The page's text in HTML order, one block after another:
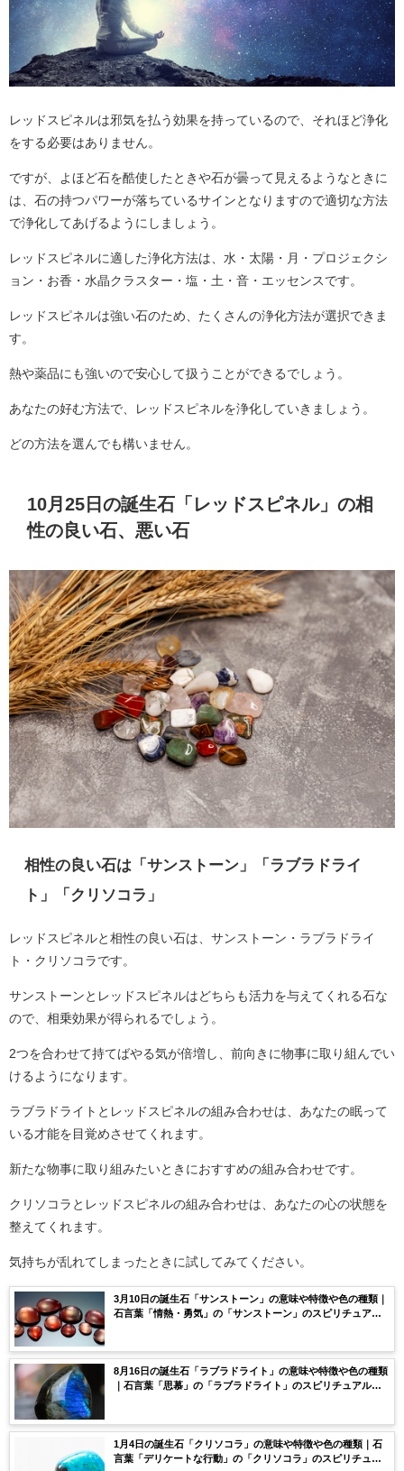
レッドスピネルは邪気を払う効果を持っているので、それほど浄化
をする必要はありません。
ですが、よほど石を酷使したときや石が曇って見えるようなときに
は、石の持つパワーが落ちているサインとなりますので適切な方法
で浄化してあげるようにしましょう。
レッドスピネルに適した浄化方法は、水・太陽・月・プロジェクシ
ョン・お香・水晶クラスター・塩・土・音・エッセンスです。
レッドスピネルは強い石のため、たくさんの浄化方法が選択できま
す。
熱や薬品にも強いので安心して扱うことができるでしょう。
あなたの好む方法で、レッドスピネルを浄化していきましょう。
どの方法を選んでも構いません。
10月25日の誕生石「レッドスピネル」の相
性の良い石、悪い石
相性の良い石は「サンストーン」「ラブラドライ
ト」「クリソコラ」
レッドスピネルと相性の良い石は、サンストーン・ラブラドライ
ト・クリソコラです。
サンストーンとレッドスピネルはどちらも活力を与えてくれる石な
ので、相乗効果が得られるでしょう。
2つを合わせて持てばやる気が倍増し、前向きに物事に取り組んでい
けるようになります。
ラブラドライトとレッドスピネルの組み合わせは、あなたの眠って
いる才能を目覚めさせてくれます。
新たな物事に取り組みたいときにおすすめの組み合わせです。
クリソコラとレッドスピネルの組み合わせは、あなたの心の状態を
整えてくれます。
気持ちが乱れてしまったときに試してみてください。
3月10日の誕生石「サンストーン」の意味や特徴や色の種類｜
石言葉「情熱・勇気」の「サンストーン」のスピリチュアル
8月16日の誕生石「ラブラドライト」の意味や特徴や色の種類
｜石言葉「思慕」の「ラブラドライト」のスピリチュアルな
1月4日の誕生石「クリソコラ」の意味や特徴や色の種類｜石
言葉「デリケートな行動」の「クリソコラ」のスピリチュア